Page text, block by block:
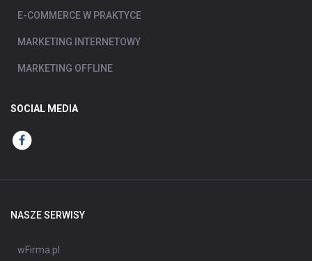
E-COMMERCE W PRAKTYCE
MARKETING INTERNETOWY
MARKETING OFFLINE
SOCIAL MEDIA
NASZE SERWISY
wFirma.pl